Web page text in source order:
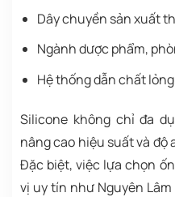
Dây chuyền sản xuất
Ngành dược phẩm,
Hệ thống dẫn chất
Silicone không chỉ đa
nâng cao hiệu suất và
Đặc biệt, việc lựa chọn
vị uy tín như Nguyên